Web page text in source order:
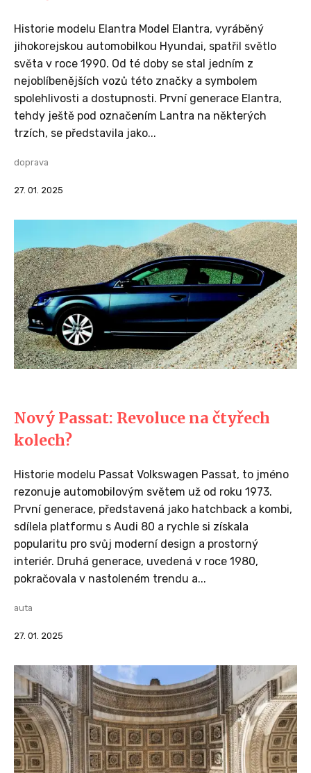
Historie modelu Elantra Model Elantra, vyráběný
jihokorejskou automobilkou Hyundai, spatřil světlo
světa v roce 1990. Od té doby se stal jedním z
nejoblíbenějších vozů této značky a symbolem
spolehlivosti a dostupnosti. První generace Elantra,
tehdy ještě pod označením Lantra na některých
trzích, se představila jako...
doprava
27. 01. 2025
Nový Passat: Revoluce na čtyřech
kolech?
Historie modelu Passat Volkswagen Passat, to jméno
rezonuje automobilovým světem už od roku 1973.
První generace, představená jako hatchback a kombi,
sdílela platformu s Audi 80 a rychle si získala
popularitu pro svůj moderní design a prostorný
interiér. Druhá generace, uvedená v roce 1980,
pokračovala v nastoleném trendu a...
auta
27. 01. 2025